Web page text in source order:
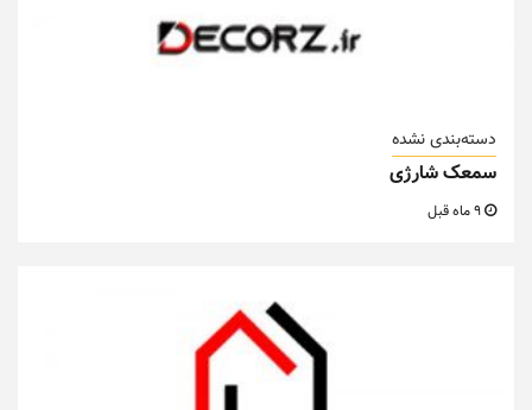
دسته‌بندی نشده
سمعک شارژی